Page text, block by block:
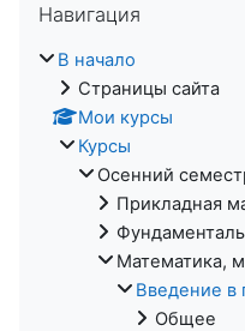
Навигация
В начало
Страницы сайта
Мои курсы
Курсы
Осенний
Прикладная
Математика,
Введение в
Общее